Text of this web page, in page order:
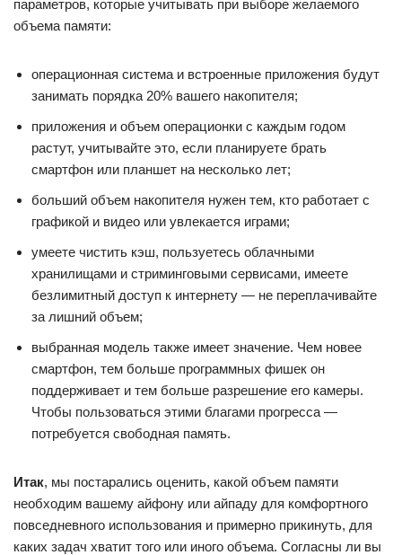
параметров, которые учитывать при выборе желаемого
объема памяти:
операционная система и встроенные приложения будут
занимать порядка 20% вашего накопителя;
приложения и объем операционки с каждым годом
растут, учитывайте это, если планируете брать
смартфон или планшет на несколько лет;
больший объем накопителя нужен тем, кто работает с
графикой и видео или увлекается играми;
умеете чистить кэш, пользуетесь облачными
хранилищами и стриминговыми сервисами, имеете
безлимитный доступ к интернету — не переплачивайте
за лишний объем;
выбранная модель также имеет значение. Чем новее
смартфон, тем больше программных фишек он
поддерживает и тем больше разрешение его камеры.
Чтобы пользоваться этими благами прогресса —
потребуется свободная память.
Итак, мы постарались оценить, какой объем памяти
необходим вашему айфону или айпаду для комфортного
повседневного использования и примерно прикинуть, для
каких задач хватит того или иного объема. Согласны ли вы